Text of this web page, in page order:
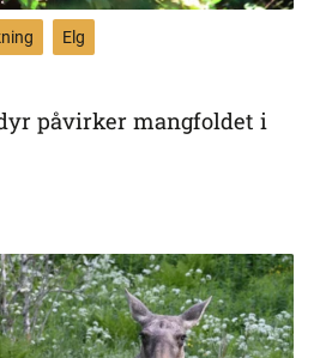
Elg
påvirker mangfoldet i